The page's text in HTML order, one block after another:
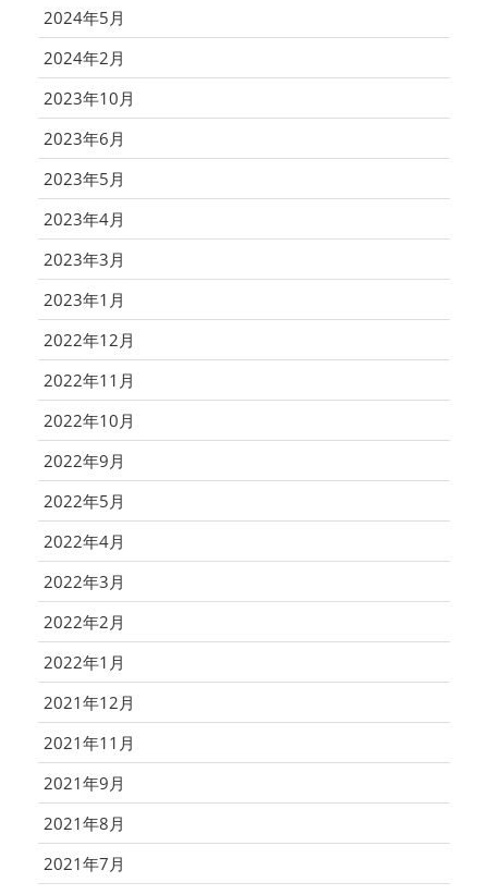
2024年5月
2024年2月
2023年10月
2023年6月
2023年5月
2023年4月
2023年3月
2023年1月
2022年12月
2022年11月
2022年10月
2022年9月
2022年5月
2022年4月
2022年3月
2022年2月
2022年1月
2021年12月
2021年11月
2021年9月
2021年8月
2021年7月